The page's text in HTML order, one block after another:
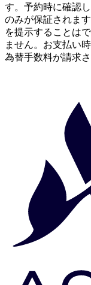
す。予約時に確認
のみが保証されま
を提示することは
ません。お支払い
為替手数料が請求